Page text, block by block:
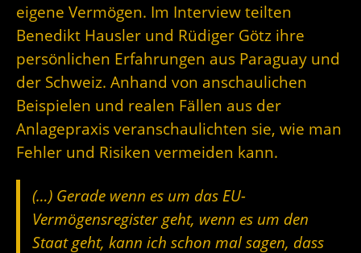
eigene Vermögen. Im Interview teilten
Benedikt Hausler und Rüdiger Götz ihre
persönlichen Erfahrungen aus Paraguay und
der Schweiz. Anhand von anschaulichen
Beispielen und realen Fällen aus der
Anlagepraxis veranschaulichten sie, wie man
Fehler und Risiken vermeiden kann.
(…) Gerade wenn es um das EU-
Vermögensregister geht, wenn es um den
Staat geht, kann ich schon mal sagen, dass